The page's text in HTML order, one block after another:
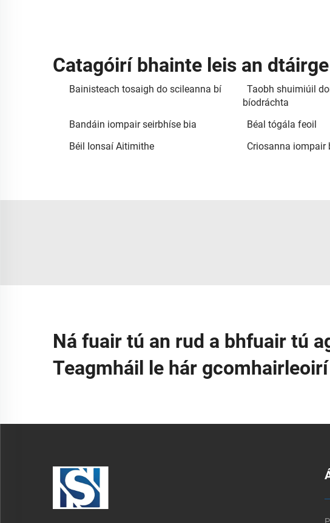
Catagóirí bhainte leis an dtáirge
Bainisteach tosaigh do scileanna bí
Taobh shuimiúil
bíodráchta
Bandáin iompair seirbhíse bia
Béal tógála feoil
Béil Ionsaí Aitimithe
Criosanna iompair
Ná fuair tú an rud a bhfuair tú
Teagmháil le hár